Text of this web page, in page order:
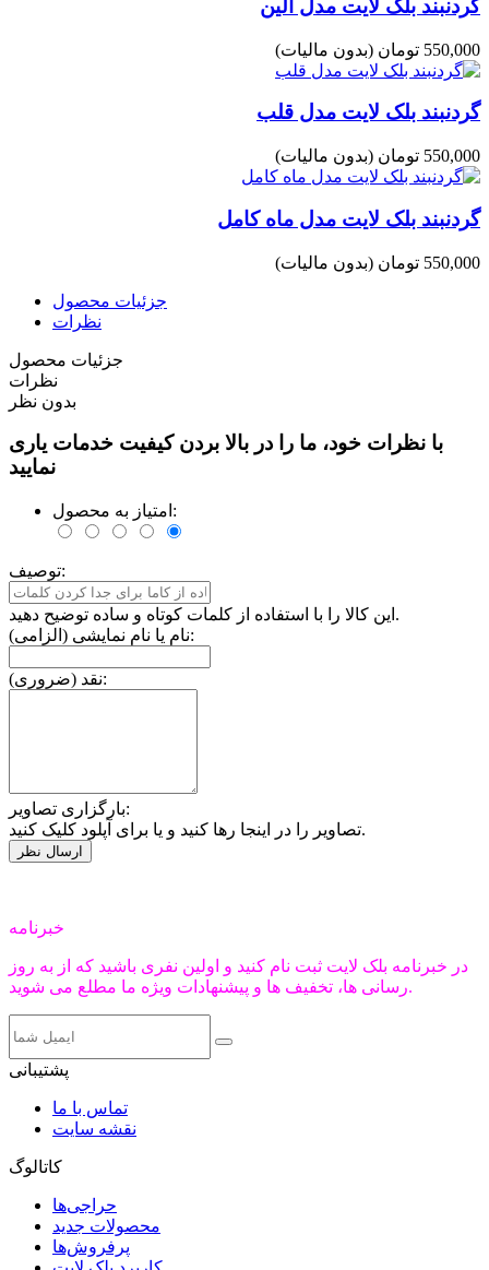
گردنبند بلک لایت مدل الین
550,000 تومان (بدون مالیات)
گردنبند بلک لایت مدل قلب
550,000 تومان (بدون مالیات)
گردنبند بلک لایت مدل ماه کامل
550,000 تومان (بدون مالیات)
جزئیات محصول
نظرات
جزئیات محصول
نظرات
بدون نظر
با نظرات خود، ما را در بالا بردن کیفیت خدمات یاری
نمایید
امتیاز به محصول:
توصیف:
این کالا را با استفاده از کلمات کوتاه و ساده توضیح دهید.
نام یا نام نمایشی (الزامی):
نقد (ضروری):
بارگزاری تصاویر:
تصاویر را در اینجا رها کنید و یا برای آپلود کلیک کنید.
خبرنامه
در خبرنامه بلک لایت ثبت نام کنید و اولین نفری باشید که از به روز
رسانی ها، تخفیف ها و پیشنهادات ویژه ما مطلع می شوید.
پشتیبانی
تماس با ما
نقشه سایت
کاتالوگ
حراجی‌ها
محصولات جدید
پرفروش‌ها